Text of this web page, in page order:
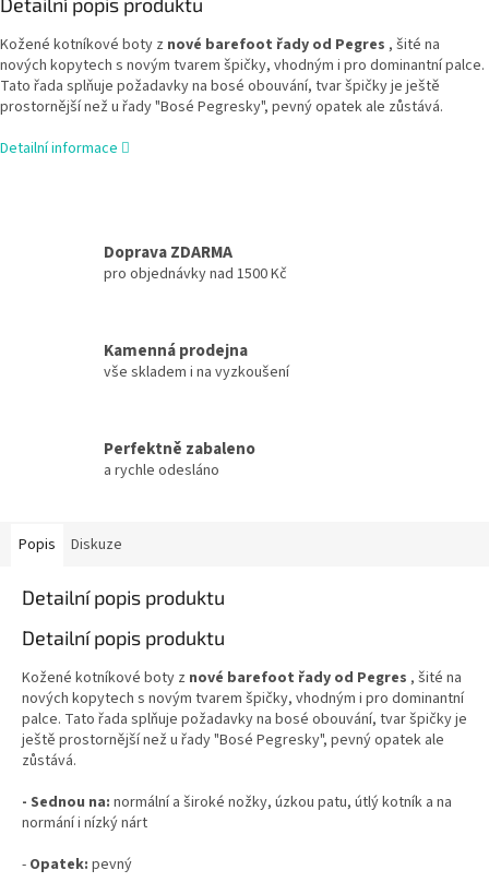
Detailní popis produktu
Kožené kotníkové boty z nové barefoot řady od Pegres , šité na
nových kopytech s novým tvarem špičky, vhodným i pro dominantní palce.
Tato řada splňuje požadavky na bosé obouvání, tvar špičky je ještě
prostornější než u řady "Bosé Pegresky", pevný opatek ale zůstává.
Detailní informace
Doprava ZDARMA
pro objednávky nad 1500 Kč
Kamenná prodejna
vše skladem i na vyzkoušení
Perfektně zabaleno
a rychle odesláno
Popis Diskuze
Detailní popis produktu
Detailní popis produktu
Kožené kotníkové boty z nové barefoot řady od Pegres , šité na
nových kopytech s novým tvarem špičky, vhodným i pro dominantní
palce. Tato řada splňuje požadavky na bosé obouvání, tvar špičky je
ještě prostornější než u řady "Bosé Pegresky", pevný opatek ale
zůstává.
- Sednou na: normální a široké nožky, úzkou patu, útlý kotník a na
normání i nízký nárt
- Opatek: pevný